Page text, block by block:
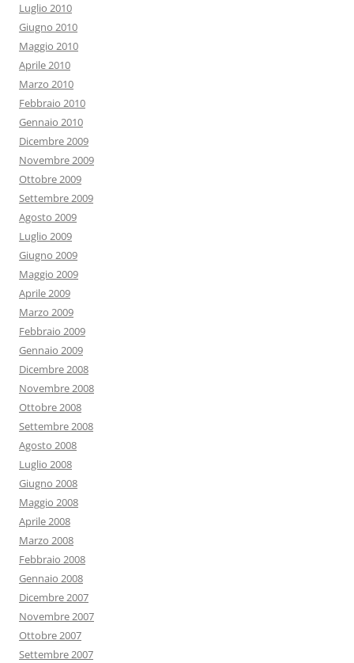
Luglio 2010
Giugno 2010
Maggio 2010
Aprile 2010
Marzo 2010
Febbraio 2010
Gennaio 2010
Dicembre 2009
Novembre 2009
Ottobre 2009
Settembre 2009
Agosto 2009
Luglio 2009
Giugno 2009
Maggio 2009
Aprile 2009
Marzo 2009
Febbraio 2009
Gennaio 2009
Dicembre 2008
Novembre 2008
Ottobre 2008
Settembre 2008
Agosto 2008
Luglio 2008
Giugno 2008
Maggio 2008
Aprile 2008
Marzo 2008
Febbraio 2008
Gennaio 2008
Dicembre 2007
Novembre 2007
Ottobre 2007
Settembre 2007